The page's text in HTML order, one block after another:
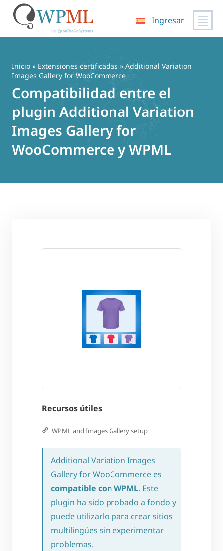
contenido
Ingresar
Inicio » Extensiones certificadas » Additional Variation
Images Gallery for WooCommerce
Compatibilidad entre el
plugin Additional Variation
Images Gallery for
WooCommerce y WPML
Recursos útiles
WPML and Images Gallery setup
Additional Variation Images
Gallery for WooCommerce es
compatible con WPML. Este
plugin ha sido probado a fondo y
puede utilizarlo para crear sitios
multilingües sin experimentar
problemas.